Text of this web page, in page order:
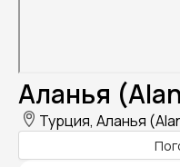
Аланья
Турция, Аланья